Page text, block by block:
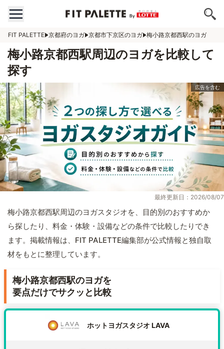
FIT PALETTE 京都府のヨガ 京都市下京区のヨガ 梅小路京都西駅のヨガ
梅小路京都西駅周辺のヨガを比較して
探す
最終更新日：2026/08/07
梅小路京都西駅周辺のヨガスタジオを、目的別のおすすめか
ら探したり、料金・体験・設備などの条件で比較したりでき
ます。掲載情報は、FIT PALETTE編集部が公式情報と独自取
材をもとに整理しています。
梅小路京都西駅のヨガを
要点だけでサクッと比較
ホットヨガスタジオ LAVA